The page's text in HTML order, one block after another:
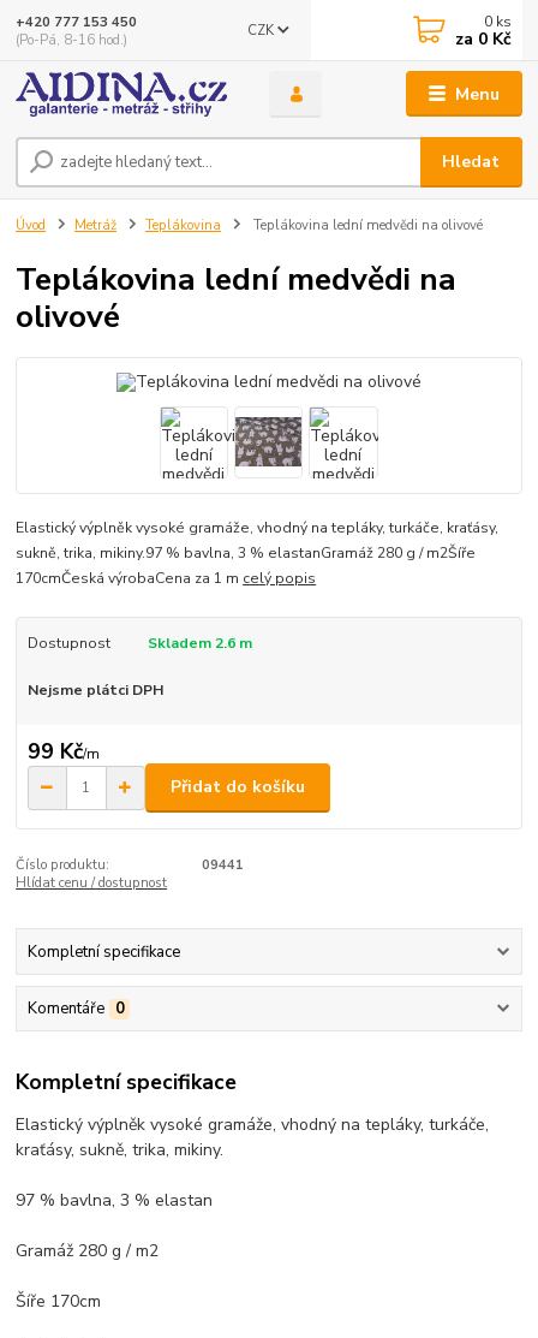
Menu
CZK
Hledat
+420 777 153 450
(Po-Pá, 8-16 hod.)
0 ks
za 0 Kč
Úvod Metráž Teplákovina Teplákovina lední medvědi na olivové
Teplákovina lední medvědi na
olivové
Elastický výplněk vysoké gramáže, vhodný na tepláky, turkáče, kraťásy,
sukně, trika, mikiny.97 % bavlna, 3 % elastanGramáž 280 g / m2Šíře
170cmČeská výrobaCena za 1 m celý popis
Dostupnost Skladem 2.6 m
Nejsme plátci DPH
99 Kč/m
Přidat do košíku
Číslo produktu:
09441
Hlídat cenu / dostupnost
Kompletní specifikace
Komentáře 0
Kompletní specifikace
Elastický výplněk vysoké gramáže, vhodný na tepláky, turkáče,
kraťásy, sukně, trika, mikiny.
97 % bavlna, 3 % elastan
Gramáž 280 g / m2
Šíře 170cm